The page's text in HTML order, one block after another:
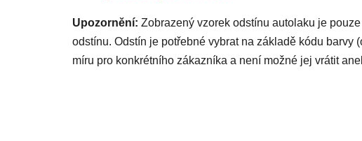
Upozornění: Zobrazený vzorek odstínu autolaku je
odstínu. Odstín je potřebné vybrat na základě kódu barvy
míru pro konkrétního zákazníka a není možné jej vrátit